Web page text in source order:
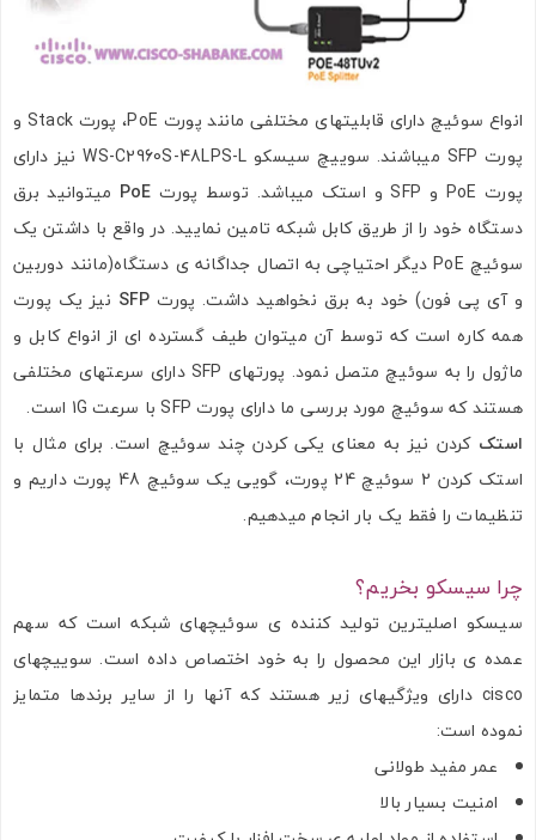
انواع سوئیچ دارای قابلیتهای مختلفی مانند پورت PoE، پورت Stack و
پورت SFP میباشند. سوییچ سیسکو WS-C2960S-48LPS-L نیز دارای
پورت PoE و SFP و استک میباشد. توسط پورت
PoE میتوانید برق
دستگاه خود را از طریق کابل شبکه تامین نمایید. در واقع با داشتن یک
سوئیچ PoE دیگر احتیاچی به اتصال جداگانه ی دستگاه(مانند دوربین
و آی پی فون) خود به برق نخواهید داشت. پورت SFP نیز یک پورت
همه کاره است که توسط آن میتوان طیف گسترده ای از انواع کابل و
ماژول را به سوئیچ متصل نمود. پورتهای SFP دارای سرعتهای مختلفی
هستند که سوئیچ مورد بررسی ما دارای پورت SFP با سرعت 1G است.
استک کردن نیز به معنای یکی کردن چند سوئیچ است. برای مثال با
استک کردن 2 سوئیچ 24 پورت، گویی یک سوئیچ 48 پورت داریم و
تنظیمات را فقط یک بار انجام میدهیم.
چرا سیسکو بخریم؟
سیسکو اصلیترین تولید کننده ی سوئیچهای شبکه است که سهم
عمده ی بازار این محصول را به خود اختصاص داده است. سوییچهای
cisco دارای ویژگیهای زیر هستند که آنها را از سایر برندها متمایز
نموده است:
عمر مفید طولانی
امنیت بسیار بالا